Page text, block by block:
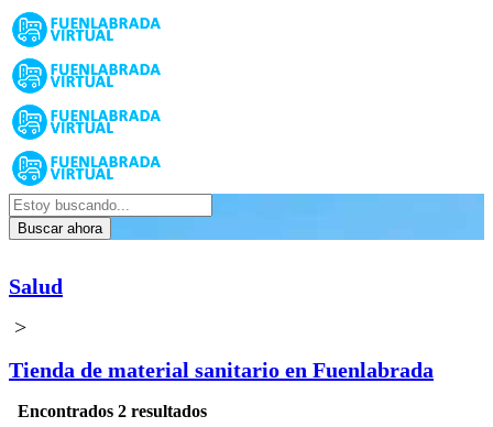
Buscar ahora
Salud
>
Tienda de material sanitario en Fuenlabrada
Encontrados 2 resultados